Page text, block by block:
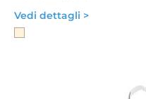
Vedi dettagli >